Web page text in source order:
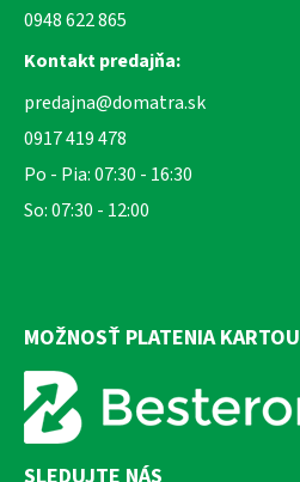
0948 622 865
Kontakt predajňa:
predajna@domatra.sk
0917 419 478
Po - Pia: 07:30 - 16:30
So: 07:30 - 12:00
MOŽNOSŤ PLATENIA KARTOU